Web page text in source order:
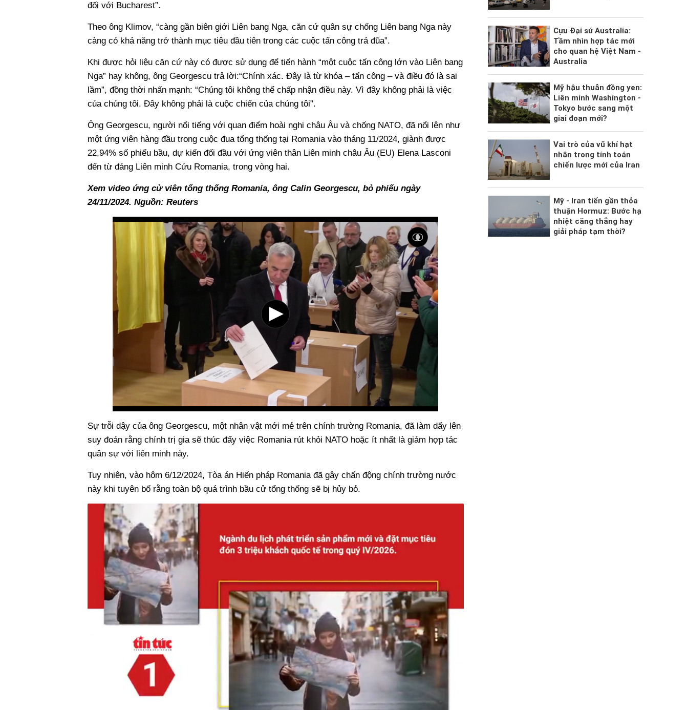
đối với Bucharest”.
Theo ông Klimov, “càng gần biên giới Liên bang Nga, căn cứ quân sự chống Liên bang Nga này
càng có khả năng trở thành mục tiêu đầu tiên trong các cuộc tấn công trả đũa”.
Khi được hỏi liệu căn cứ này có được sử dụng để tiến hành “một cuộc tấn công lớn vào Liên bang
Nga” hay không, ông Georgescu trả lời:“Chính xác. Đây là từ khóa – tấn công – và điều đó là sai
lầm”, đồng thời nhấn mạnh: “Chúng tôi không thể chấp nhận điều này. Vì đây không phải là việc
của chúng tôi. Đây không phải là cuộc chiến của chúng tôi”.
Ông Georgescu, người nổi tiếng với quan điểm hoài nghi châu Âu và chống NATO, đã nổi lên như
một ứng viên hàng đầu trong cuộc đua tổng thống tại Romania vào tháng 11/2024, giành được
22,94% số phiếu bầu, dự kiến đối đầu với ứng viên thân Liên minh châu Âu (EU) Elena Lasconi
đến từ đảng Liên minh Cứu Romania, trong vòng hai.
Xem video ứng cử viên tổng thống Romania, ông Calin Georgescu, bỏ phiếu ngày
24/11/2024. Nguồn: Reuters
Sự trỗi dậy của ông Georgescu, một nhân vật mới mẻ trên chính trường Romania, đã làm dấy lên
suy đoán rằng chính trị gia sẽ thúc đẩy việc Romania rút khỏi NATO hoặc ít nhất là giảm hợp tác
quân sự với liên minh này.
Tuy nhiên, vào hôm 6/12/2024, Tòa án Hiến pháp Romania đã gây chấn động chính trường nước
này khi tuyên bố rằng toàn bộ quá trình bầu cử tổng thống sẽ bị hủy bỏ.
Cựu Đại sứ Australia:
Tầm nhìn hợp tác mới
cho quan hệ Việt Nam -
Australia
Mỹ hậu thuẫn đồng yen:
Liên minh Washington -
Tokyo bước sang một
giai đoạn mới?
Vai trò của vũ khí hạt
nhân trong tính toán
chiến lược mới của Iran
Mỹ - Iran tiến gần thỏa
thuận Hormuz: Bước hạ
nhiệt căng thẳng hay
giải pháp tạm thời?